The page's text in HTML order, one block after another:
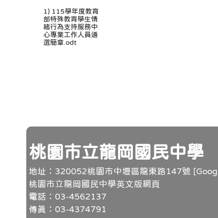
1) 115學年度教育
部特殊教育學生情
緒行為支持服務中
心專業工作人員遴
選簡章.odt
頁尾
桃園市立龍岡國民中學
地址：320052桃園市中壢區龍東路147號 [
桃園市立龍岡國民中學英文版網頁
電話：03-4562137
傳真：03-4374791